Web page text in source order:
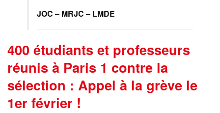
JOC – MRJC – LMDE
400 étudiants et professeurs
réunis à Paris 1 contre la
sélection : Appel à la grève le
1er février !